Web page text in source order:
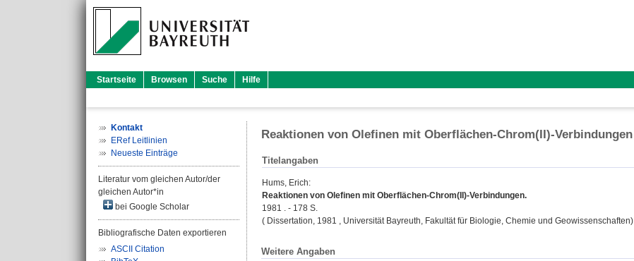
Startseite Browsen Suche Hilfe
Kontakt
ERef Leitlinien
Neueste Einträge
Literatur vom gleichen Autor/der
gleichen Autor*in
bei Google Scholar
Bibliografische Daten exportieren
ASCII Citation
Reaktionen von Olefinen mit Oberflächen-Chrom(II)-Verbindungen
Titelangaben
Hums, Erich:
Reaktionen von Olefinen mit Oberflächen-Chrom(II)-Verbindungen.
1981 . - 178 S.
( Dissertation, 1981 , Universität Bayreuth, Fakultät für Biologie, Chemie und Geowissenschaften)
Weitere Angaben